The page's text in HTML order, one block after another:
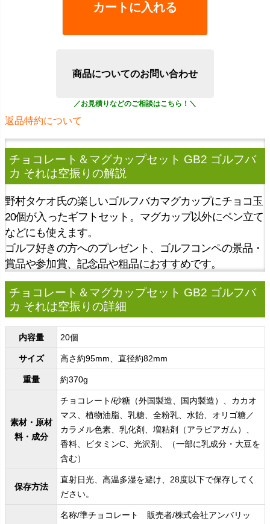
カートに入れる
商品についてのお問い合わせ
返品特約について
チョコレート＆マグカップセット GB2 ゴルフバ
カ それは空振りの解説
野村タケオ氏の楽しいゴルフバカマグカップにチョコ玉
20個が入ったギフトセット。マグカップ以外にペン立て
などにも使えます。
ゴルフ好きの方へのプレゼント、ゴルフコンペの景品・
賞品や参加賞、記念品や粗品におすすめです。
チョコレート＆マグカップセット GB2 ゴルフバ
カ それは空振りの詳細
内容量 20個
サイズ 高さ約95mm、直径約82mm
重量 約370g
素材・原材
料・成分
チョコレート/砂糖（外国製造、国内製造）、カカオ
マス、植物油脂、乳糖、全粉乳、水飴、オリゴ糖／
カラメル色素、乳化剤、増粘剤（アラビアガム）、
香料、ビタミンC、光沢剤、（一部に乳成分・大豆を
含む）
保存方法
直射日光、高温多湿を避け、28度以下で保存してく
ださい。
名称/準チョコレート 販売者/株式会社アンバリッ